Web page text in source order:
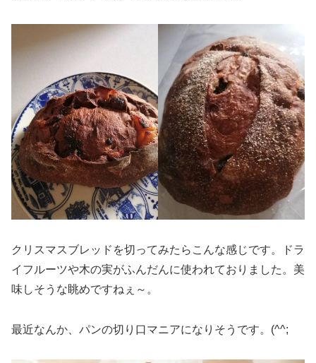
クリスマスブレッドを切ってみたらこんな感じです。ドラ
イフルーツや木の実がふんだんに使われておりました。美
味しそうな眺めですねぇ～。
最近なんか、パンの切り口マニアになりそうです。(^^;